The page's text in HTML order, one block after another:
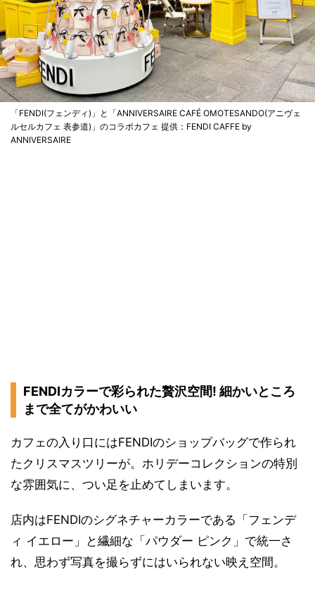
「FENDI(フェンディ)」と「ANNIVERSAIRE CAFÉ OMOTESANDO(アニヴェ
ルセルカフェ 表参道)」のコラボカフェ 提供：FENDI CAFFE by
ANNIVERSAIRE
FENDIカラーで彩られた贅沢空間! 細かいところ
まで全てがかわいい
カフェの入り口にはFENDIのショップバッグで作られ
たクリスマスツリーが。ホリデーコレクションの特別
な雰囲気に、つい足を止めてしまいます。
店内はFENDIのシグネチャーカラーである「フェンデ
ィ イエロー」と繊細な「パウダー ピンク」で統一さ
れ、思わず写真を撮らずにはいられない映え空間。